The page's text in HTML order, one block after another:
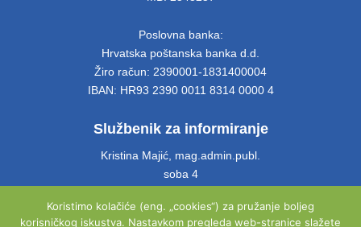
Poslovna banka:
Hrvatska poštanska banka d.d.
Žiro račun: 2390001-1831400004
IBAN: HR93 2390 0011 8314 0000 4
Službenik za informiranje
Kristina Majić, mag.admin.publ.
soba 4
Email: info@opcina-otok.hr
Koristimo kolačiće (eng. „cookies“) za pružanje boljeg
korisničkog iskustva. Nastavkom pregleda web-stranice slažete